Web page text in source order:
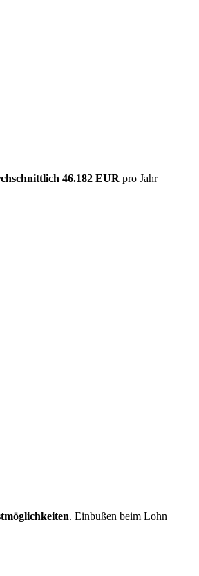
46.182 EUR pro Jahr
. Einbußen beim Lohn